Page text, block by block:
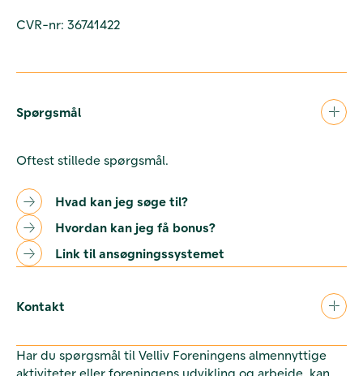
CVR-nr: 36741422
Spørgsmål
Oftest stillede spørgsmål.
Hvad kan jeg søge til?
Hvordan kan jeg få bonus?
Link til ansøgningssystemet
Kontakt
Har du spørgsmål til Velliv Foreningens almennyttige
aktiviteter eller foreningens udvikling og arbejde, kan